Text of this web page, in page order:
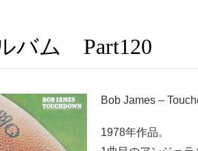
バム Part120
Bob James –
1978年作品。